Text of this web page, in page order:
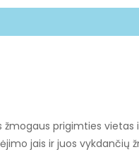
prigimties vietas
jais ir juos vykdančių